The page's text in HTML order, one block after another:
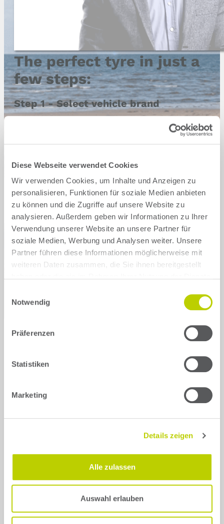
Diese Webseite verwendet Cookies
Wir verwenden Cookies, um Inhalte und Anzeigen zu
personalisieren, Funktionen für soziale Medien anbieten
zu können und die Zugriffe auf unsere Website zu
analysieren. Außerdem geben wir Informationen zu Ihrer
Verwendung unserer Website an unsere Partner für
soziale Medien, Werbung und Analysen weiter. Unsere
Partner führen diese Informationen möglicherweise mit
weiteren Daten zusammen, die Sie ihnen bereitgestellt
Notwendig
Präferenzen
Statistiken
Marketing
Details zeigen
Alle zulassen
Auswahl erlauben
The perfect tyre in just a
few steps:
Step 1 - Select vehicle brand
Cupra Dacia
Ford Hyundai
Mercedes Opel
Skoda Tesla
Select your motorisation for the